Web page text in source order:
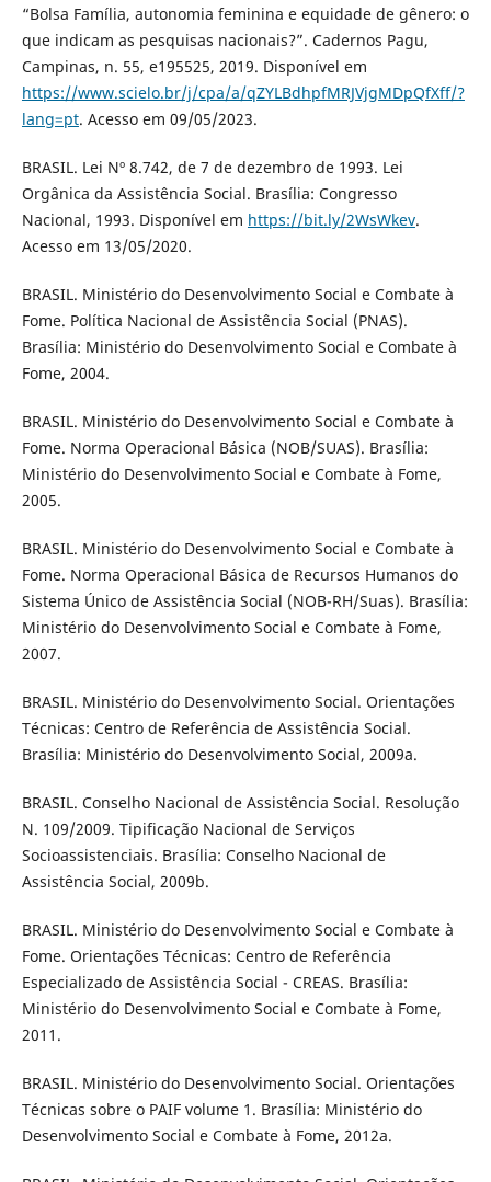
“Bolsa Família, autonomia feminina e equidade de gênero: o
que indicam as pesquisas nacionais?”. Cadernos Pagu,
Campinas, n. 55, e195525, 2019. Disponível em
https://www.scielo.br/j/cpa/a/qZYLBdhpfMRJVjgMDpQfXff/?
lang=pt. Acesso em 09/05/2023.
BRASIL. Lei Nº 8.742, de 7 de dezembro de 1993. Lei
Orgânica da Assistência Social. Brasília: Congresso
Nacional, 1993. Disponível em https://bit.ly/2WsWkev.
Acesso em 13/05/2020.
BRASIL. Ministério do Desenvolvimento Social e Combate à
Fome. Política Nacional de Assistência Social (PNAS).
Brasília: Ministério do Desenvolvimento Social e Combate à
Fome, 2004.
BRASIL. Ministério do Desenvolvimento Social e Combate à
Fome. Norma Operacional Básica (NOB/SUAS). Brasília:
Ministério do Desenvolvimento Social e Combate à Fome,
2005.
BRASIL. Ministério do Desenvolvimento Social e Combate à
Fome. Norma Operacional Básica de Recursos Humanos do
Sistema Único de Assistência Social (NOB-RH/Suas). Brasília:
Ministério do Desenvolvimento Social e Combate à Fome,
2007.
BRASIL. Ministério do Desenvolvimento Social. Orientações
Técnicas: Centro de Referência de Assistência Social.
Brasília: Ministério do Desenvolvimento Social, 2009a.
BRASIL. Conselho Nacional de Assistência Social. Resolução
N. 109/2009. Tipificação Nacional de Serviços
Socioassistenciais. Brasília: Conselho Nacional de
Assistência Social, 2009b.
BRASIL. Ministério do Desenvolvimento Social e Combate à
Fome. Orientações Técnicas: Centro de Referência
Especializado de Assistência Social - CREAS. Brasília:
Ministério do Desenvolvimento Social e Combate à Fome,
2011.
BRASIL. Ministério do Desenvolvimento Social. Orientações
Técnicas sobre o PAIF volume 1. Brasília: Ministério do
Desenvolvimento Social e Combate à Fome, 2012a.